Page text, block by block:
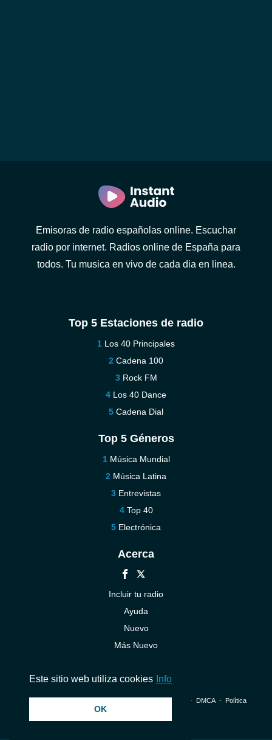
Emisoras de radio españolas online. Escuchar
radio por internet. Radios online de España para
todos. Tu musica en vivo de cada dia en linea.
Top 5 Estaciones de radio
Los 40 Principales
Cadena 100
Rock FM
Los 40 Dance
Cadena Dial
Top 5 Géneros
Música Mundial
Música Latina
Entrevistas
Top 40
Electrónica
Acerca
Incluir tu radio
Ayuda
Nuevo
Más Nuevo
© 2026 InstantAudio. Reservados todos los derechos. ・ DMCA・ Política
Este sitio web utiliza cookies Info
OK